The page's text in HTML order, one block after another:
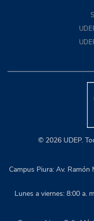
© 2026 UDEP.
Campus Piura: Av.
Lunes a viernes: 8:00 a.